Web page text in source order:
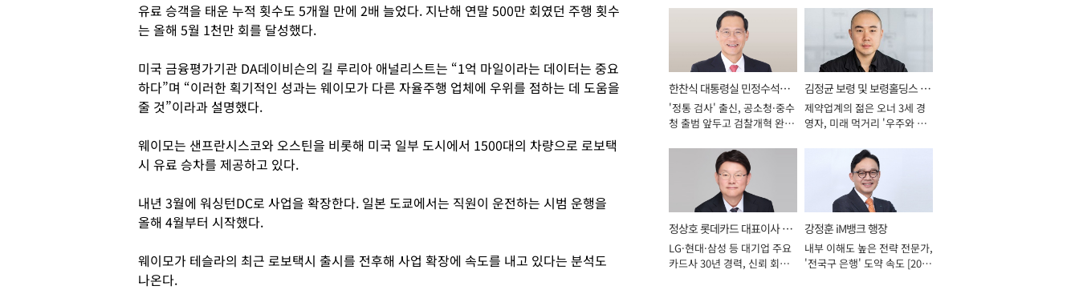
유료 승객을 태운 누적 횟수도 5개월 만에 2배 늘었다. 지난해 연말 500만 회였던 주행 횟수
는 올해 5월 1천만 회를 달성했다.
미국 금융평가기관 DA데이비슨의 길 루리아 애널리스트는 “1억 마일이라는 데이터는 중요
하다”며 “이러한 획기적인 성과는 웨이모가 다른 자율주행 업체에 우위를 점하는 데 도움을
줄 것”이라과 설명했다.
웨이모는 샌프란시스코와 오스틴을 비롯해 미국 일부 도시에서 1500대의 차량으로 로보택
시 유료 승차를 제공하고 있다.
내년 3월에 워싱턴DC로 사업을 확장한다. 일본 도쿄에서는 직원이 운전하는 시범 운행을
올해 4월부터 시작했다.
웨이모가 테슬라의 최근 로보택시 출시를 전후해 사업 확장에 속도를 내고 있다는 분석도
나온다.
한찬식 대통령실 민정수석비
서관
'정통 검사' 출신, 공소청·중수
청 출범 앞두고 검찰개혁 완수
김정균 보령 및 보령홀딩스 대
표이사 사장
제약업계의 젊은 오너 3세 경
영자, 미래 먹거리 '우주와 헬
정상호 롯데카드 대표이사 사
장
LG·현대·삼성 등 대기업 주요
카드사 30년 경력, 신뢰 회복
강정훈 iM뱅크 행장
내부 이해도 높은 전략 전문가,
'전국구 은행' 도약 속도 [2026